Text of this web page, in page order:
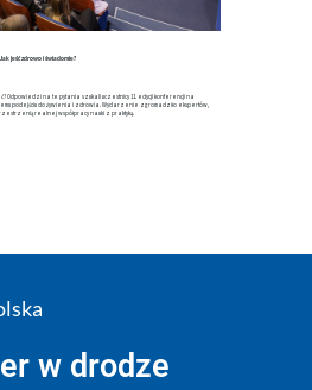
jeść zdrowo i świadomie?
Odpowiedzi na te pytania szukali uczestnicy 11. edycji konferencji na
podejściu do żywienia i zdrowia. Wydarzenie zgromadziło ekspertów,
realnej współpracy nauki z praktyką.
w drodze